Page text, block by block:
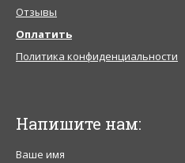
Отзывы
Оплатить
Политика конфиденциальности
Напишите нам:
Ваше имя